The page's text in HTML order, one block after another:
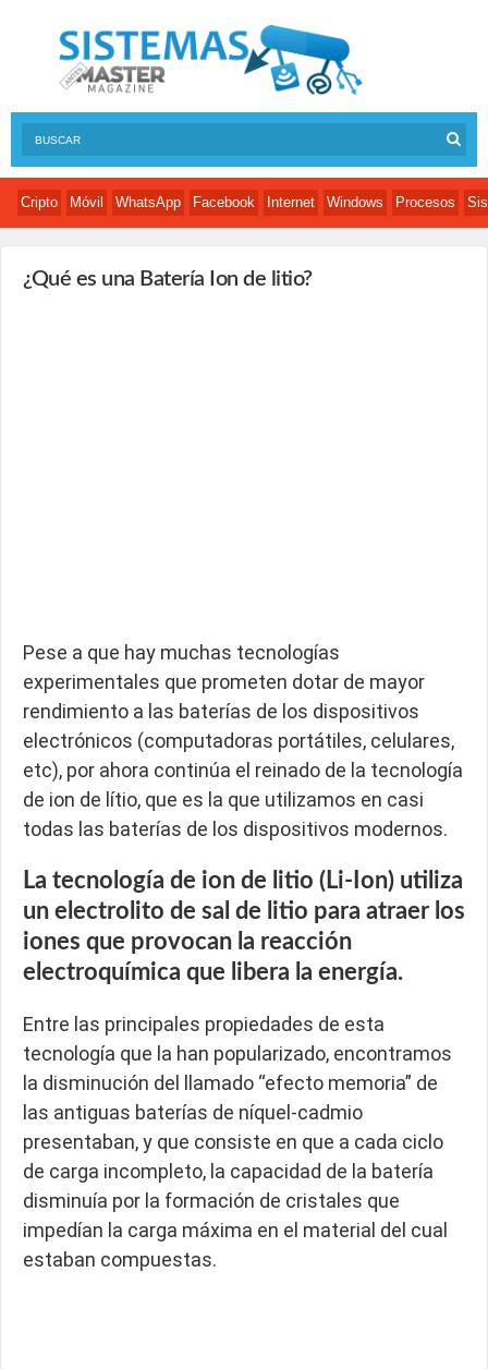
Cripto Móvil WhatsApp Facebook Internet Windows Procesos
¿Qué es una Batería Ion de litio?
Pese a que hay muchas tecnologías
experimentales que prometen dotar de mayor
rendimiento a las baterías de los dispositivos
electrónicos (computadoras portátiles, celulares,
etc), por ahora continúa el reinado de la tecnología
de ion de lítio, que es la que utilizamos en casi
todas las baterías de los dispositivos modernos.
La tecnología de ion de litio (Li-Ion) utiliza
un electrolito de sal de litio para atraer los
iones que provocan la reacción
electroquímica que libera la energía.
Entre las principales propiedades de esta
tecnología que la han popularizado, encontramos
la disminución del llamado “efecto memoria” de
las antiguas baterías de níquel-cadmio
presentaban, y que consiste en que a cada ciclo
de carga incompleto, la capacidad de la batería
disminuía por la formación de cristales que
impedían la carga máxima en el material del cual
estaban compuestas.